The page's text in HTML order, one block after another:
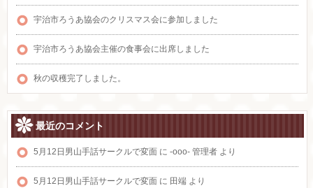
宇治市ろうあ協会のクリスマス会に参加しました
宇治市ろうあ協会主催の食事会に出席しました
秋の収穫完了しました。
最近のコメント
5月12日男山手話サークルで変面 に -ooo- 管理者 より
5月12日男山手話サークルで変面 に 田端 より